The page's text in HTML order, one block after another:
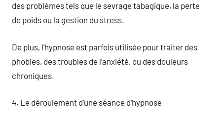
des problèmes tels que le sevrage tabagique, la perte
de poids ou la gestion du stress.
De plus, l’hypnose est parfois utilisée pour traiter des
phobies, des troubles de l’anxiété, ou des douleurs
chroniques.
4. Le déroulement d’une séance d’hypnose